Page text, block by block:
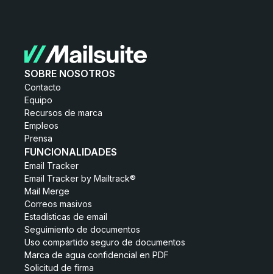
SOBRE NOSOTROS
Contacto
Equipo
Recursos de marca
Empleos
Prensa
FUNCIONALIDADES
Email Tracker
Email Tracker by Mailtrack®
Mail Merge
Correos masivos
Estadísticas de email
Seguimiento de documentos
Uso compartido seguro de documentos
Marca de agua confidencial en PDF
Solicitud de firma